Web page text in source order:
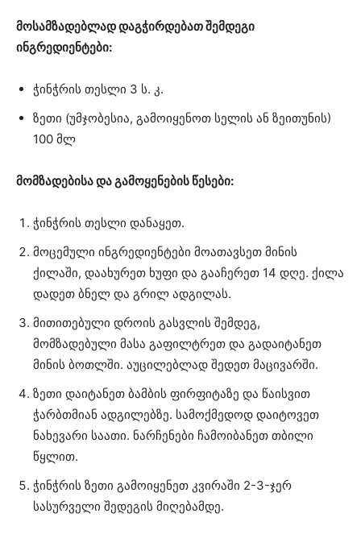
მოსამზადებლად დაგჭირდებათ შემდეგი
ინგრედიენტები:
ჭინჭრის თესლი 3 ს. კ.
ზეთი (უმჯობესია, გამოიყენოთ სელის ან ზეითუნის)
100 მლ
მომზადებისა და გამოყენების წესები:
ჭინჭრის თესლი დანაყეთ.
მოცემული ინგრედიენტები მოათავსეთ მინის
ქილაში, დაახურეთ ხუფი და გააჩერეთ 14 დღე. ქილა
დადეთ ბნელ და გრილ ადგილას.
მითითებული დროის გასვლის შემდეგ,
მომზადებული მასა გაფილტრეთ და გადაიტანეთ
მინის ბოთლში. აუცილებლად შედეთ მაცივარში.
ზეთი დაიტანეთ ბამბის ფირფიტაზე და წაისვით
ჭარბთმიან ადგილებზე. სამოქმედოდ დაიტოვეთ
ნახევარი საათი. ნარჩენები ჩამოიბანეთ თბილი
წყლით.
ჭინჭრის ზეთი გამოიყენეთ კვირაში 2-3-ჯერ
სასურველი შედეგის მიღებამდე.